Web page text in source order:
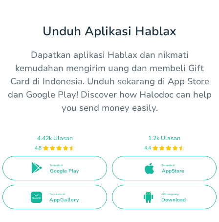
Unduh Aplikasi Hablax
Dapatkan aplikasi Hablax dan nikmati
kemudahan mengirim uang dan membeli Gift
Card di Indonesia. Unduh sekarang di App Store
dan Google Play! Discover how Halodoc can help
you send money easily.
4.42k Ulasan
4.8
Tersedia di
Google Play
1.2k Ulasan
4.4
Tersedia di
AppStore
Tersedia di
AppGallery
APK Langsung
Download